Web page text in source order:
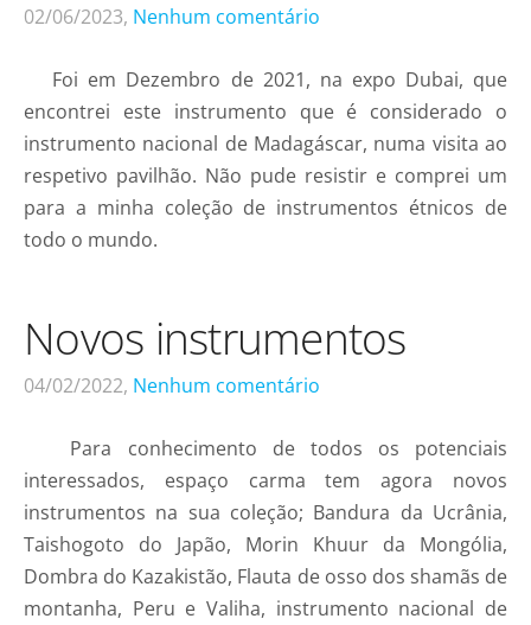
02/06/2023, Nenhum comentário
Foi em Dezembro de 2021, na expo Dubai, que
encontrei este instrumento que é considerado o
instrumento nacional de Madagáscar, numa visita ao
respetivo pavilhão. Não pude resistir e comprei um
para a minha coleção de instrumentos étnicos de
todo o mundo.
Novos instrumentos
04/02/2022, Nenhum comentário
Para conhecimento de todos os potenciais
interessados, espaço carma tem agora novos
instrumentos na sua coleção; Bandura da Ucrânia,
Taishogoto do Japão, Morin Khuur da Mongólia,
Dombra do Kazakistão, Flauta de osso dos shamãs de
montanha, Peru e Valiha, instrumento nacional de